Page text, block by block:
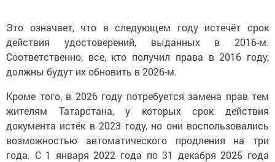
Это означает, что в следующем году истечёт срок
действия удостоверений, выданных в 2016-м.
Соответственно, все, кто получил права в 2016 году,
должны будут их обновить в 2026-м.
Кроме того, в 2026 году потребуется замена прав тем
жителям Татарстана, у которых срок действия
документа истёк в 2023 году, но они воспользовались
возможностью автоматического продления на три
года. С 1 января 2022 года по 31 декабря 2025 года